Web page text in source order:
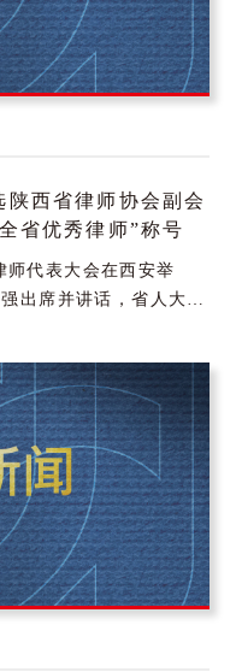
西省律师协会副会
省优秀律师”称号
师代表大会在西安举
出席并讲话，省人大常
副省长、省公安厅厅长